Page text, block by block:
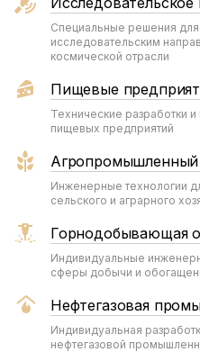
Специальные решения
исследовательским
космической отрасли
Пищевые
Технические разработки
пищевых предприятий
Агропромышленный
Инженерные технологии
сельского и аграрного
Горнодобывающая
Индивидуальные
сферы добычи и
Нефтегазовая
Индивидуальная
нефтегазовой